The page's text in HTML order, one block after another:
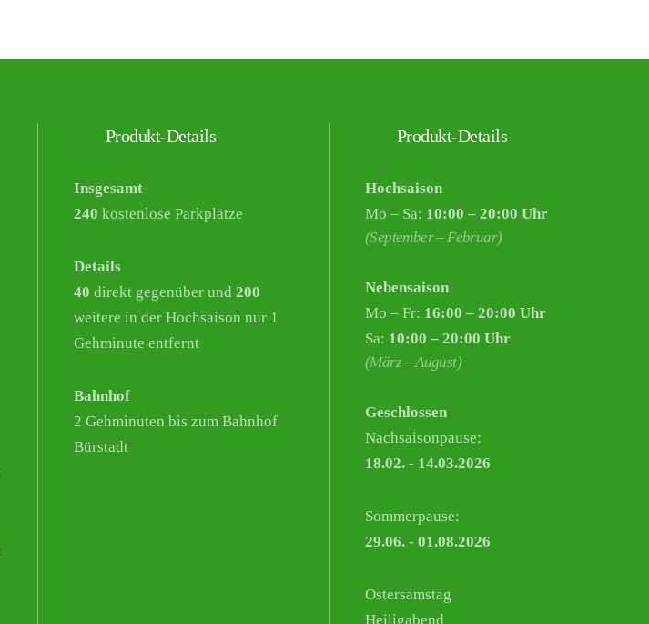
Produkt-Details
Insgesamt
240 kostenlose Parkplätze
Details
40 direkt gegenüber und 200
weitere in der Hochsaison nur 1
Gehminute entfernt
Bahnhof
2 Gehminuten bis zum Bahnhof
Bürstadt
Produkt-Details
Hochsaison
Mo – Sa: 10:00 – 20:00 Uhr
(September – Februar)
Nebensaison
Mo – Fr: 16:00 – 20:00 Uhr
Sa: 10:00 – 20:00 Uhr
(März – August)
Geschlossen
Nachsaisonpause:
18.02. - 14.03.2026
Sommerpause:
29.06. - 01.08.2026
Ostersamstag
Heiligabend